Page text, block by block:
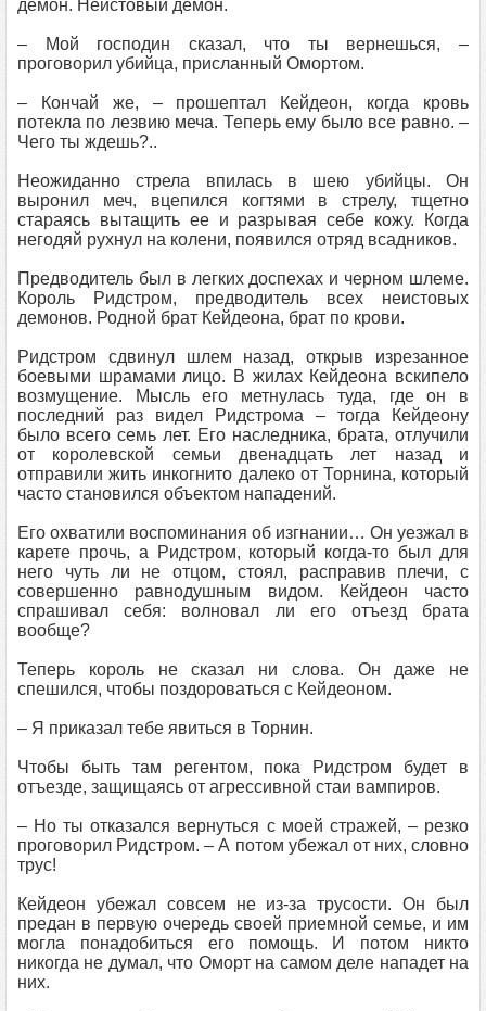
демон. Неистовый демон.
– Мой господин сказал, что ты вернешься, –
проговорил убийца, присланный Омортом.
– Кончай же, – прошептал Кейдеон, когда кровь
потекла по лезвию меча. Теперь ему было все равно. –
Чего ты ждешь?..
Неожиданно стрела впилась в шею убийцы. Он
выронил меч, вцепился когтями в стрелу, тщетно
стараясь вытащить ее и разрывая себе кожу. Когда
негодяй рухнул на колени, появился отряд всадников.
Предводитель был в легких доспехах и черном шлеме.
Король Ридстром, предводитель всех неистовых
демонов. Родной брат Кейдеона, брат по крови.
Ридстром сдвинул шлем назад, открыв изрезанное
боевыми шрамами лицо. В жилах Кейдеона вскипело
возмущение. Мысль его метнулась туда, где он в
последний раз видел Ридстрома – тогда Кейдеону
было всего семь лет. Его наследника, брата, отлучили
от королевской семьи двенадцать лет назад и
отправили жить инкогнито далеко от Торнина, который
часто становился объектом нападений.
Его охватили воспоминания об изгнании… Он уезжал в
карете прочь, а Ридстром, который когда-то был для
него чуть ли не отцом, стоял, расправив плечи, с
совершенно равнодушным видом. Кейдеон часто
спрашивал себя: волновал ли его отъезд брата
вообще?
Теперь король не сказал ни слова. Он даже не
спешился, чтобы поздороваться с Кейдеоном.
– Я приказал тебе явиться в Торнин.
Чтобы быть там регентом, пока Ридстром будет в
отъезде, защищаясь от агрессивной стаи вампиров.
– Но ты отказался вернуться с моей стражей, – резко
проговорил Ридстром. – А потом убежал от них, словно
трус!
Кейдеон убежал совсем не из-за трусости. Он был
предан в первую очередь своей приемной семье, и им
могла понадобиться его помощь. И потом никто
никогда не думал, что Оморт на самом деле нападет на
них.